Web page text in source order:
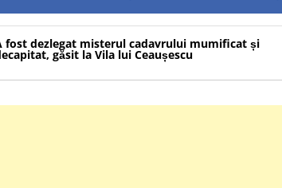
fost dezlegat misterul cadavrului mumificat și
găsit la Vila lui Ceaușescu